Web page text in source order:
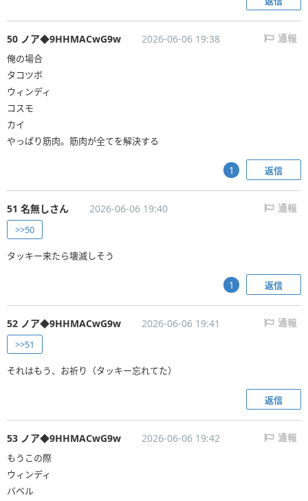
50 ノア◆9HHMACwG9w 2026-06-06 19:38 通報
俺の場合
タコツボ
ウィンディ
コスモ
カイ
やっぱり筋肉。筋肉が全てを解決する
返信
1
51 名無しさん 2026-06-06 19:40 通報
>>50
タッキー来たら壊滅しそう
返信
1
52 ノア◆9HHMACwG9w 2026-06-06 19:41 通報
>>51
それはもう、お祈り（タッキー忘れてた）
返信
53 ノア◆9HHMACwG9w 2026-06-06 19:42 通報
もうこの際
ウィンディ
バベル